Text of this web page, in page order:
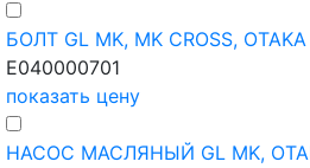
БОЛТ GL MK, MK CROSS, OTAKA
E040000701
показать цену
НАСОС МАСЛЯНЫЙ GL MK,